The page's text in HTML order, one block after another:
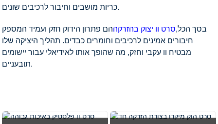
בַּיִת מוצרים סרט קרס ולולאה סרט הוק מוזרק
כריות מושבים וחיבור לרכיבים שונים.
בסך הכל,סרט וו יצוק בהזרקההם פתרון הידוק חזק ועמיד המספק
חיבורים אמינים לרכיבים וחומרים כבדים. תהליך היציקה שלו
מבטיח וו עקבי וחזק, מה שהופך אותו לאידיאלי עבור יישומים
תובעניים.